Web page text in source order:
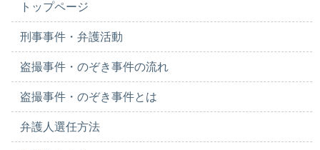
トップページ
刑事事件・弁護活動
盗撮事件・のぞき事件の流れ
盗撮事件・のぞき事件とは
弁護人選任方法